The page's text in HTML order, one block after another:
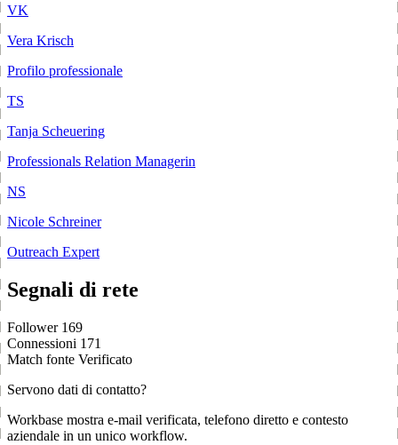
VK
Vera Krisch
Profilo professionale
TS
Tanja Scheuering
Professionals Relation Managerin
NS
Nicole Schreiner
Outreach Expert
Segnali di rete
Follower 169
Connessioni 171
Match fonte Verificato
Servono dati di contatto?
Workbase mostra e-mail verificata, telefono diretto e contesto
aziendale in un unico workflow.